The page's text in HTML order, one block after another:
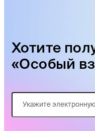
Хотите
«Особый